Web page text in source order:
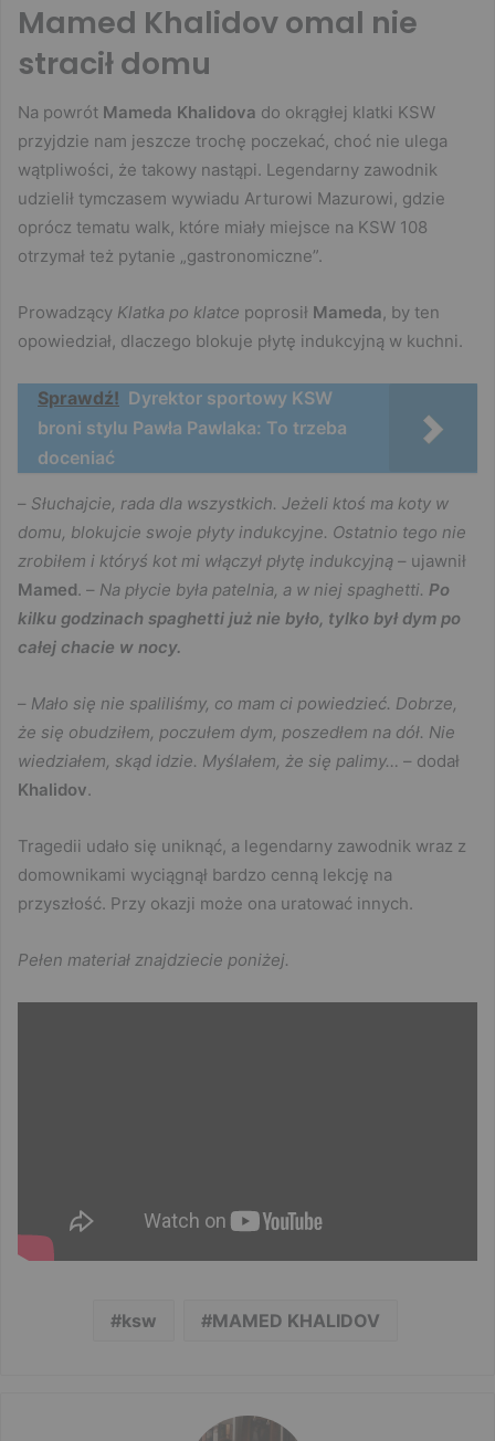
Mamed Khalidov omal nie
stracił domu
Na powrót Mameda Khalidova do okrągłej klatki KSW
przyjdzie nam jeszcze trochę poczekać, choć nie ulega
wątpliwości, że takowy nastąpi. Legendarny zawodnik
udzielił tymczasem wywiadu Arturowi Mazurowi, gdzie
oprócz tematu walk, które miały miejsce na KSW 108
otrzymał też pytanie „gastronomiczne”.
Prowadzący Klatka po klatce poprosił Mameda, by ten
opowiedział, dlaczego blokuje płytę indukcyjną w kuchni.
Sprawdź! Dyrektor sportowy KSW
broni stylu Pawła Pawlaka: To trzeba
doceniać
– Słuchajcie, rada dla wszystkich. Jeżeli ktoś ma koty w
domu, blokujcie swoje płyty indukcyjne. Ostatnio tego nie
zrobiłem i któryś kot mi włączył płytę indukcyjną – ujawnił
Mamed. – Na płycie była patelnia, a w niej spaghetti. Po
kilku godzinach spaghetti już nie było, tylko był dym po
całej chacie w nocy.
– Mało się nie spaliliśmy, co mam ci powiedzieć. Dobrze,
że się obudziłem, poczułem dym, poszedłem na dół. Nie
wiedziałem, skąd idzie. Myślałem, że się palimy… – dodał
Khalidov.
Tragedii udało się uniknąć, a legendarny zawodnik wraz z
domownikami wyciągnął bardzo cenną lekcję na
przyszłość. Przy okazji może ona uratować innych.
Pełen materiał znajdziecie poniżej.
ksw MAMED KHALIDOV